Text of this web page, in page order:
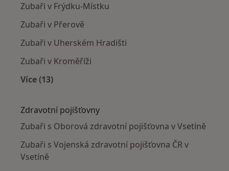
Zubaři v Frýdku-Místku
Zubaři v Přerově
Zubaři v Uherském Hradišti
Zubaři v Kroměříži
Více (13)
Zdravotní pojišťovny
Zubaři s Oborová zdravotní pojišťovna v Vsetíně
Zubaři s Vojenská zdravotní pojišťovna ČR v
Vsetíně